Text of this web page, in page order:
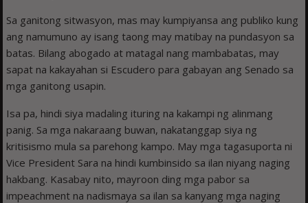
Sa ganitong sitwasyon, mas may kumpiyansa ang publiko kung
ang namumuno ay isang taong may matibay na pundasyon sa
batas. Bilang abogado at matagal nang mambabatas, may
sapat na kakayahan si Escudero para gabayan ang Senado sa
mga ganitong usapin.
Isa pa, hindi siya madaling ituring na kakampi ng alinmang
panig. Sa mga nakaraang buwan, nakatanggap siya ng
kritisismo mula sa parehong kampo. May mga tagasuporta ni
Vice President Sara na hindi kumbinsido sa ilan niyang naging
hakbang. Kasabay nito, mayroon ding mga pabor sa
impeachment na nadismaya sa ilan sa kanyang mga naging